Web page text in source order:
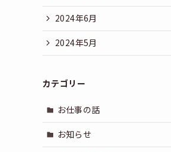
2024年6月
2024年5月
カテゴリー
お仕事の話
お知らせ